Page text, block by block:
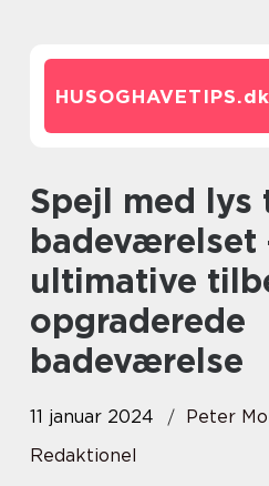
HUSOGHAVETIPS.dk
Spejl med lys til
badeværelset
ultimative
opgraderede
badeværelse
11 januar 2024
Peter
Redaktionel